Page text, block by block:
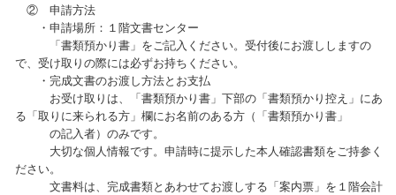
② 申請方法
・申請場所：１階文書センター
「書類預かり書」をご記入ください。受付後にお渡ししますの
で、受け取りの際には必ずお持ちください。
・完成文書のお渡し方法とお支払
お受け取りは、「書類預かり書」下部の「書類預かり控え」にあ
る「取りに来られる方」欄にお名前のある方（「書類預かり書」
の記入者）のみです。
大切な個人情報です。申請時に提示した本人確認書類をご持参く
ださい。
文書料は、完成書類とあわせてお渡しする「案内票」を１階会計